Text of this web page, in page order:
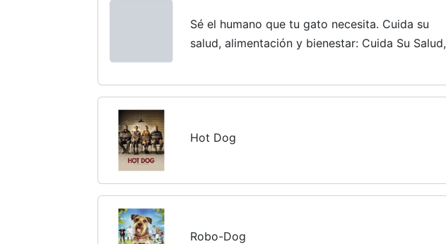
Sé el humano que tu gato necesita. Cuida su
salud, alimentación y bienestar: Cuida Su Salud,
Hot Dog
Robo-Dog